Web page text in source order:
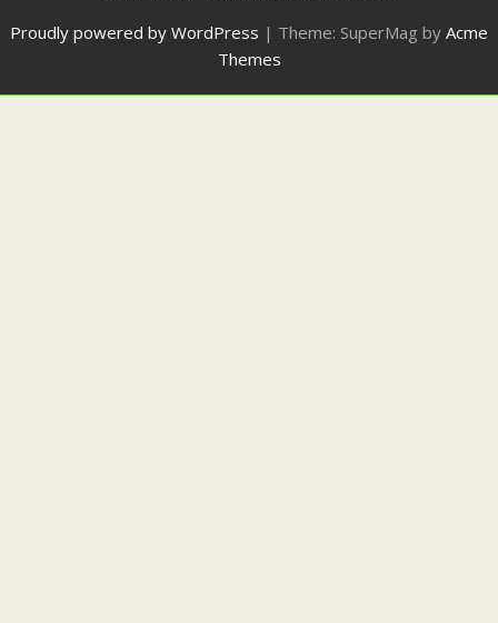
Proudly powered by WordPress | Theme: SuperMag by Acme
Themes